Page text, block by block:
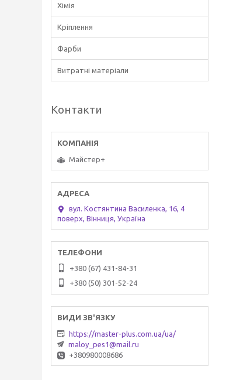
Хімія
Кріплення
Фарби
Витратні матеріали
Контакти
Майстер+
вул. Костянтина Василенка, 16, 4
поверх, Вінниця, Україна
+380 (67) 431-84-31
+380 (50) 301-52-24
https://master-plus.com.ua/ua/
maloy_pes1@mail.ru
+380980008686